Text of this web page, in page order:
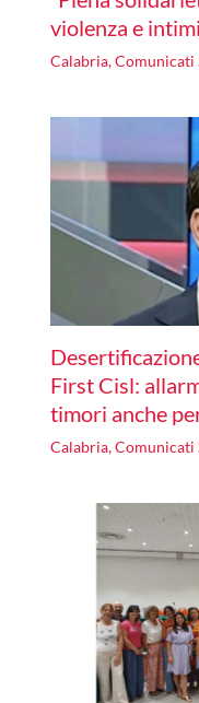
violenza e
Calabria,Comunicati
First Cisl:
timori anche
Calabria,Comunicati